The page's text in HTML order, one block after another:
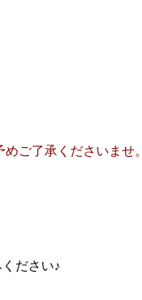
ご了承くださいませ。
ださい♪